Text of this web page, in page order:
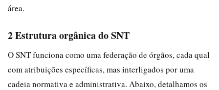
área.
2 Estrutura orgânica do SNT
O SNT funciona como uma federação de órgãos, cada qual
com atribuições específicas, mas interligados por uma
cadeia normativa e administrativa. Abaixo, detalhamos os